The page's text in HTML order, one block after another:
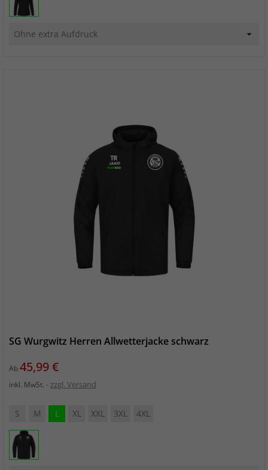
SG Wurgwitz Herren Allwetterjacke schwarz
AbPreis
45,99 €
inkl. MwSt. zzgl. Versand
S M L XL XXL 3XL 4XL